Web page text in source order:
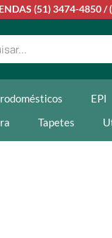
(51) 3474-4850/
EPI
Tapetes